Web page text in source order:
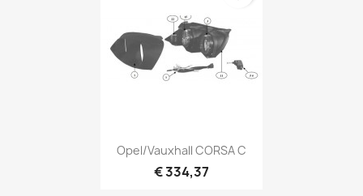
Opel/Vauxhall CORSA C
€ 334,37